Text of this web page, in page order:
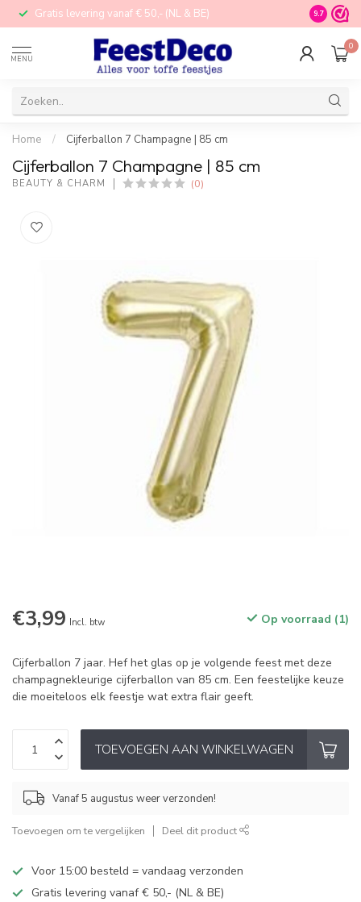
Gratis levering vanaf € 50,- (NL & BE) STORE in
9.7
MENU
0
Home / Cijferballon 7 Champagne | 85 cm
Cijferballon 7 Champagne | 85 cm
BEAUTY & CHARM (0)
€3,99 Incl. btw Op voorraad (1)
Cijferballon 7 jaar. Hef het glas op je volgende feest met deze
champagnekleurige cijferballon van 85 cm. Een feestelijke keuze
die moeiteloos elk feestje wat extra flair geeft.
TOEVOEGEN AAN WINKELWAGEN
Vanaf 5 augustus weer verzonden!
Toevoegen om te vergelijken Deel dit product
Voor 15:00 besteld = vandaag verzonden
Gratis levering vanaf € 50,- (NL & BE)